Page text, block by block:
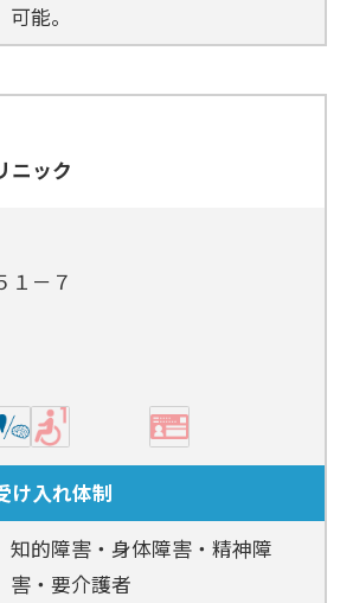
可能。
ニック
１－７
け入れ体制
知的障害・身体障害・精神障
害・要介護者